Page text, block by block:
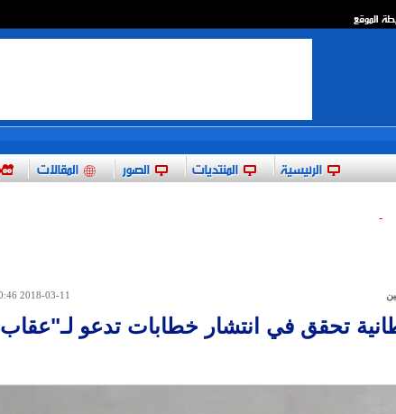
الموقع
الرئيسية المنتديات الصور المقالات
-
2018-03-11 10:46
تحقق في انتشار خطابات تدعو لـ"عقاب